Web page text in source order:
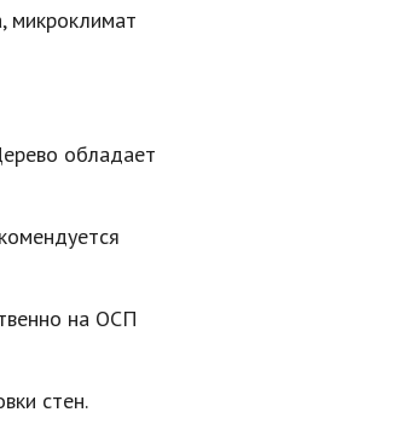
микроклимат
обладает
на ОСП
стен.